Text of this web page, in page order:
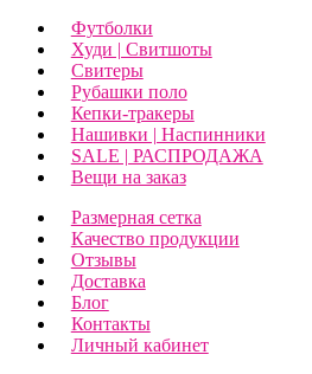
Футболки
Худи | Свитшоты
Свитеры
Рубашки поло
Кепки-тракеры
Нашивки | Наспинники
SALE | РАСПРОДАЖА
Вещи на заказ
Размерная сетка
Качество продукции
Отзывы
Доставка
Блог
Контакты
Личный кабинет